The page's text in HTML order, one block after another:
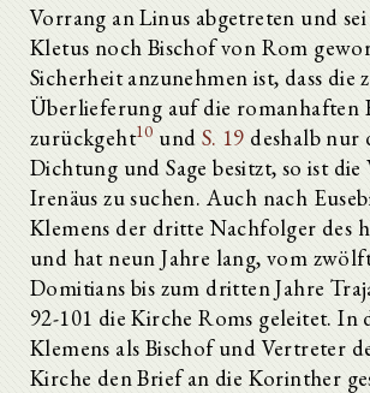
Vorrang an Linus abgetreten und
Kletus noch Bischof von Rom
Sicherheit anzunehmen ist, dass die
Überlieferung auf die romanhaften
zurückgeht10 und S. 19 deshalb nur
Dichtung und Sage besitzt, so ist
Irenäus zu suchen. Auch nach
Klemens der dritte Nachfolger des
und hat neun Jahre lang, vom
Domitians bis zum dritten Jahre
92-101 die Kirche Roms geleitet. In
Klemens als Bischof und Vertreter
Kirche den Brief an die Korinther